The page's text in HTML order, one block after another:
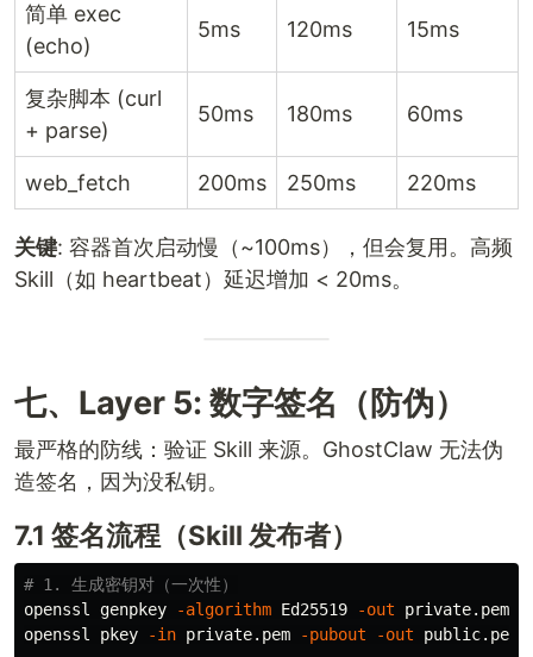
简单 exec
(echo)
5ms 120ms 15ms
复杂脚本 (curl
+ parse)
50ms 180ms 60ms
web_fetch 200ms 250ms 220ms
关键: 容器首次启动慢（~100ms），但会复用。高频
Skill（如 heartbeat）延迟增加 < 20ms。
七、Layer 5: 数字签名（防伪）
最严格的防线：验证 Skill 来源。GhostClaw 无法伪
造签名，因为没私钥。
7.1 签名流程（Skill 发布者）
# 1. 生成密钥对（一次性）
openssl genpkey
-algorithm Ed25519 -out private.pem
openssl pkey
-in private.pem -pubout -out public.pem